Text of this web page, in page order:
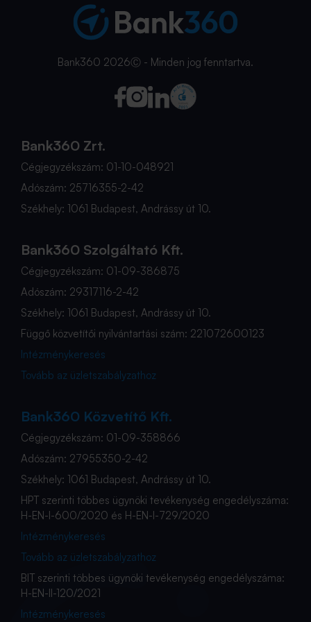
Bank360 2026Ⓒ - Minden jog fenntartva.
Bank360 Zrt.
Cégjegyzékszám: 01-10-048921
Adószám: 25716355-2-42
Székhely: 1061 Budapest, Andrássy út 10.
Bank360 Szolgáltató Kft.
Cégjegyzékszám: 01-09-386875
Adószám: 29317116-2-42
Székhely: 1061 Budapest, Andrássy út 10.
Függő közvetítői nyilvántartási szám: 221072600123
Intézménykeresés
Tovább az üzletszabályzathoz
Bank360 Közvetítő Kft.
Cégjegyzékszám: 01-09-358866
Adószám: 27955350-2-42
Székhely: 1061 Budapest, Andrássy út 10.
HPT szerinti többes ügynöki tevékenység engedélyszáma:
H-EN-I-600/2020 és H-EN-I-729/2020
Intézménykeresés
Tovább az üzletszabályzathoz
BIT szerinti többes ügynöki tevékenység engedélyszáma:
H-EN-II-120/2021
Intézménykeresés